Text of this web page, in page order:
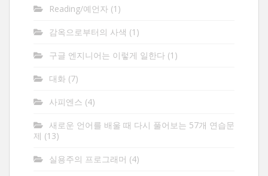
Reading/예언자 (1)
감옥으로부터의 사색 (1)
구글 엔지니어는 이렇게 일한다 (1)
대화 (7)
사피엔스 (4)
새로운 언어를 배울 때 다시 풀어보는 57개 연습문
제 (13)
실용주의 프로그래머 (4)